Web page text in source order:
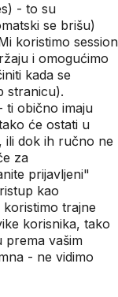
- to su
se brišu)
koristimo session
i omogućimo
kada se
stranicu).
ti obično imaju
će ostati u
ili dok ih ručno ne
za
prijavljeni"
kao
trajne
korisnika, tako
prema vašim
- ne vidimo